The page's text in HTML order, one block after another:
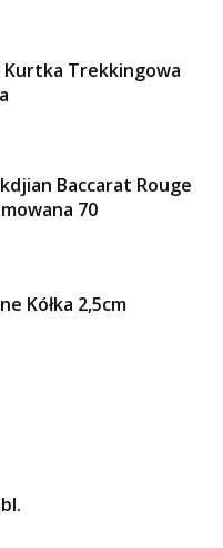
Kurtka Trekkingowa
Baccarat Rouge
70
Kółka 2,5cm